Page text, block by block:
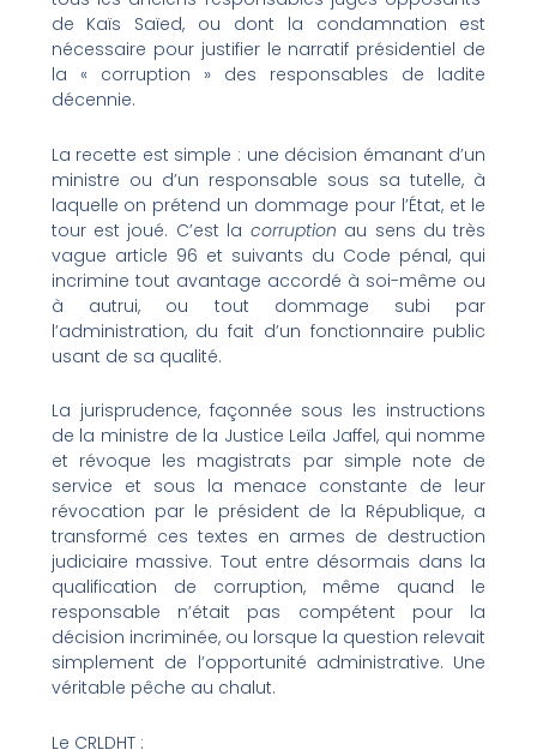
de Kaïs Saïed, ou dont la condamnation est
nécessaire pour justifier le narratif présidentiel de
la « corruption » des responsables de ladite
décennie.
La recette est simple : une décision émanant d’un
ministre ou d’un responsable sous sa tutelle, à
laquelle on prétend un dommage pour l’État, et le
tour est joué. C’est la corruption au sens du très
vague article 96 et suivants du Code pénal, qui
incrimine tout avantage accordé à soi-même ou
à autrui, ou tout dommage subi par
l’administration, du fait d’un fonctionnaire public
usant de sa qualité.
La jurisprudence, façonnée sous les instructions
de la ministre de la Justice Leïla Jaffel, qui nomme
et révoque les magistrats par simple note de
service et sous la menace constante de leur
révocation par le président de la République, a
transformé ces textes en armes de destruction
judiciaire massive. Tout entre désormais dans la
qualification de corruption, même quand le
responsable n’était pas compétent pour la
décision incriminée, ou lorsque la question relevait
simplement de l’opportunité administrative. Une
véritable pêche au chalut.
Le CRLDHT :